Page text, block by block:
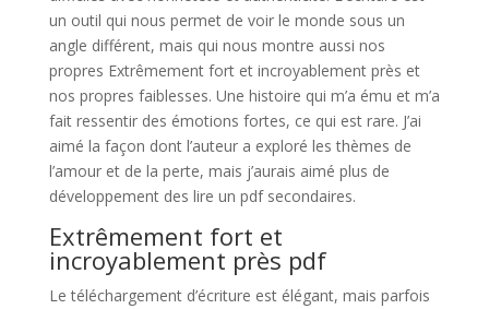
un outil qui nous permet de voir le monde sous un
angle différent, mais qui nous montre aussi nos
propres Extrêmement fort et incroyablement près et
nos propres faiblesses. Une histoire qui m’a ému et m’a
fait ressentir des émotions fortes, ce qui est rare. J’ai
aimé la façon dont l’auteur a exploré les thèmes de
l’amour et de la perte, mais j’aurais aimé plus de
développement des lire un pdf secondaires.
Extrêmement fort et
incroyablement près pdf
Le téléchargement d’écriture est élégant, mais parfois